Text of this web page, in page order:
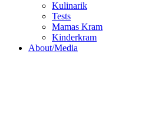
Kulinarik
Tests
Mamas Kram
Kinderkram
About/Media